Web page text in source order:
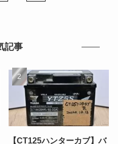
記事
【CT125ハンターカブ】バ